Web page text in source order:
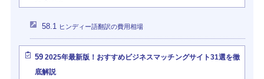
58.1 ヒンディー語翻訳の費用相場
592025年最新版！おすすめビジネスマッチングサイト31選を徹
底解説